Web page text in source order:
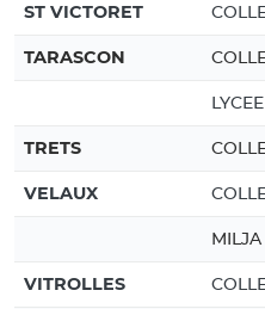
ST VICTORET
TARASCON
TRETS
VELAUX
MILJA
VITROLLES